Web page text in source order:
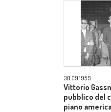
30.09.1959
Vittorio
pubblico del
piano